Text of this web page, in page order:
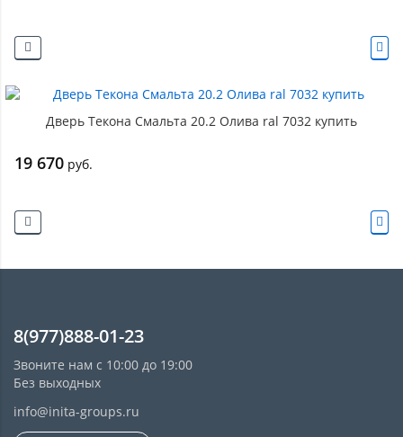
Дверь Текона Смальта 20.2 Олива ral 7032 купить
19 670 руб.
8(977)888-01-23
Звоните нам с 10:00 до 19:00
Без выходных
info@inita-groups.ru